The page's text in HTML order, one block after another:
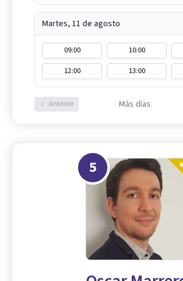
Martes, 11 de agosto
09:00 10:00
12:00
13:00
Anterior Más días
5